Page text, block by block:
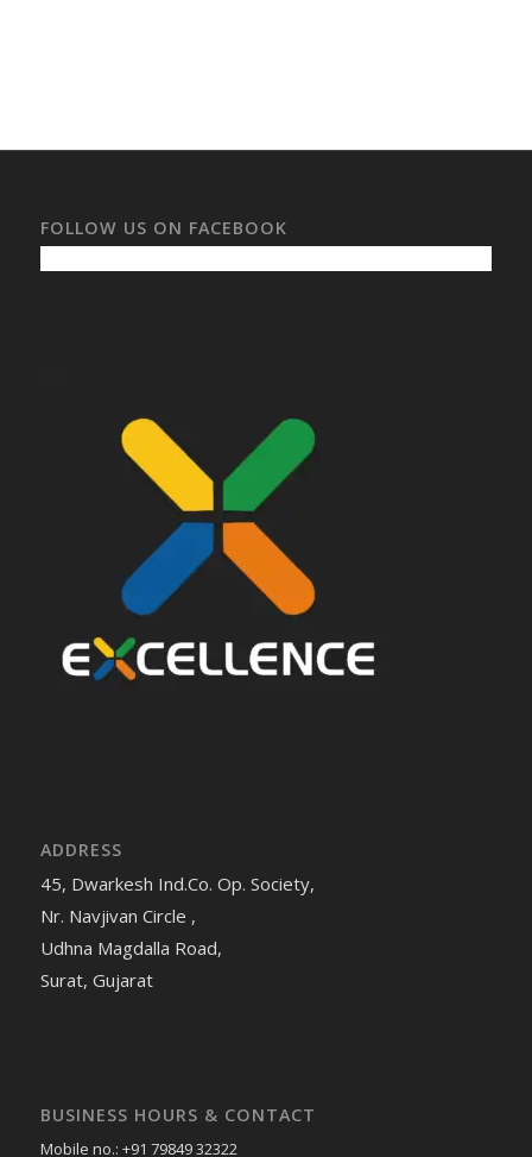
FOLLOW US ON FACEBOOK
ADDRESS
45, Dwarkesh Ind.Co. Op. Society,
Nr. Navjivan Circle ,
Udhna Magdalla Road,
Surat, Gujarat
BUSINESS HOURS & CONTACT
Mobile no.: +91 79849 32322